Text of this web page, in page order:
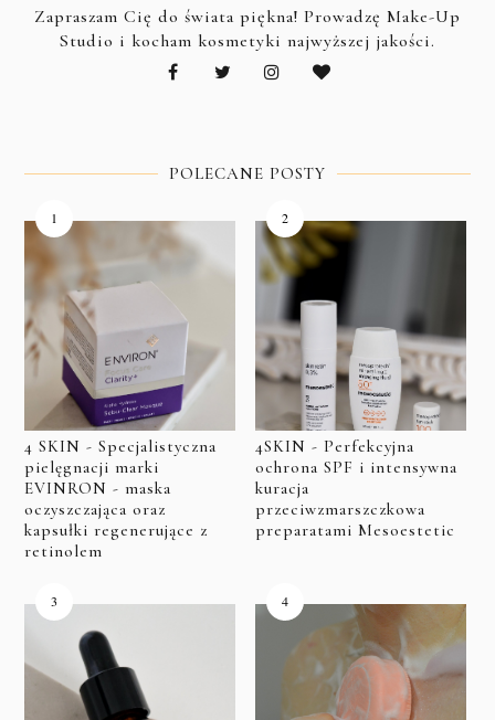
Zapraszam Cię do świata piękna! Prowadzę Make-Up
Studio i kocham kosmetyki najwyższej jakości.
POLECANE POSTY
4 SKIN - Specjalistyczna
pielęgnacji marki
EVINRON - maska
oczyszczająca oraz
kapsułki regenerujące z
retinolem
4SKIN - Perfekcyjna
ochrona SPF i intensywna
kuracja
przeciwzmarszczkowa
preparatami Mesoestetic